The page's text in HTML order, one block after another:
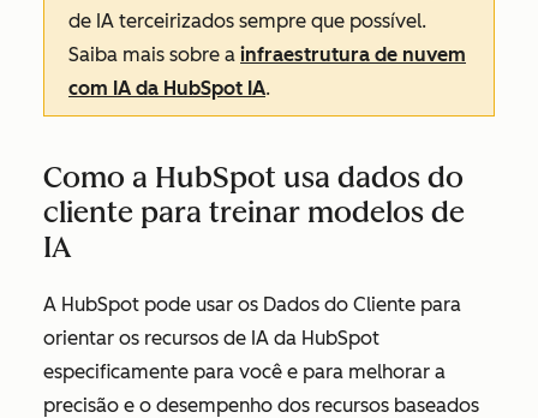
de IA terceirizados sempre que possível.
Saiba mais sobre a infraestrutura de nuvem
com IA da HubSpot IA.
Como a HubSpot usa dados do
cliente para treinar modelos de
IA
A HubSpot pode usar os Dados do Cliente para
orientar os recursos de IA da HubSpot
especificamente para você e para melhorar a
precisão e o desempenho dos recursos baseados